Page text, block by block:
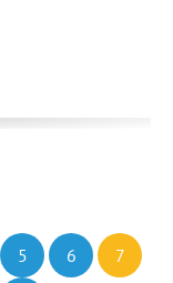
5 6
7